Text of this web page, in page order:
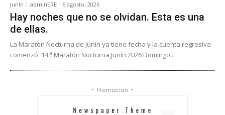
Junín adminERE - 6 agosto, 2026
Hay noches que no se olvidan. Esta es una
de ellas.
La Maratón Nocturna de Junín ya tiene fecha y la cuenta regresiva
comenzó. 14.ª Maratón Nocturna Junín 2026 Domingo...
- Promoción -